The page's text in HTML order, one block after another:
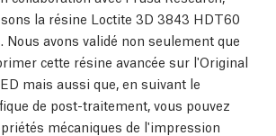
la résine Loctite 3D 3843 HDT60
Nous avons validé non seulement que
cette résine avancée sur l'Original
mais aussi que, en suivant le
de post-traitement, vous pouvez
mécaniques de l'impression